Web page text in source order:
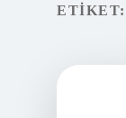
ETIKET: